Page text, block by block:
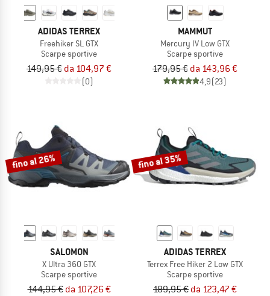
ADIDAS TERREX
Freehiker SL GTX
Scarpe sportive
149,95 € da 104,97 €
(0)
MAMMUT
Mercury IV Low GTX
Scarpe sportive
179,95 € da 143,96 €
4,9(23)
fino al 26%
SALOMON
X Ultra 360 GTX
Scarpe sportive
144,95 € da 107,26 €
fino al 35%
ADIDAS TERREX
Terrex Free Hiker 2 Low GTX
Scarpe sportive
189,95 € da 123,47 €